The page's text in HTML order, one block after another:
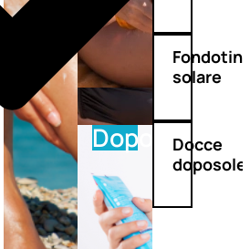
Doposole
solare
Docce
doposole